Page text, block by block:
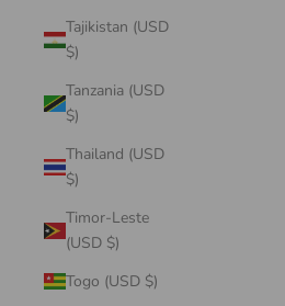
Tajikistan (USD
$)
Tanzania (USD
$)
Thailand (USD
$)
Timor-Leste
(USD $)
Togo (USD $)